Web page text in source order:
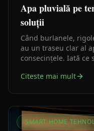
Apa pluvială pe
soluții
Când burlanele,
au un traseu clar al
consecințele. Iată ce
Citeste mai mult
SMART HOME